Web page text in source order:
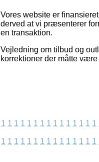
Vores website er
derved at vi præsenterer
en transaktion.
Vejledning om tilbud og
korrektioner der måtte
1 1 1 1 1 1 1 1 1 1 1 1 1 1 1
1 1 1 1 1 1 1 1 1 1 1 1 1 1 1